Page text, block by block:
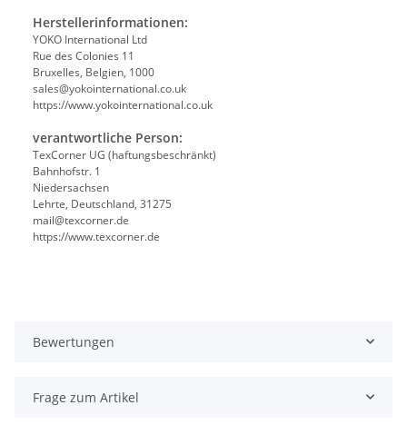
Herstellerinformationen:
YOKO International Ltd
Rue des Colonies 11
Bruxelles, Belgien, 1000
sales@yokointernational.co.uk
https://www.yokointernational.co.uk
verantwortliche Person:
TexCorner UG (haftungsbeschränkt)
Bahnhofstr. 1
Niedersachsen
Lehrte, Deutschland, 31275
mail@texcorner.de
https://www.texcorner.de
Bewertungen
Frage zum Artikel